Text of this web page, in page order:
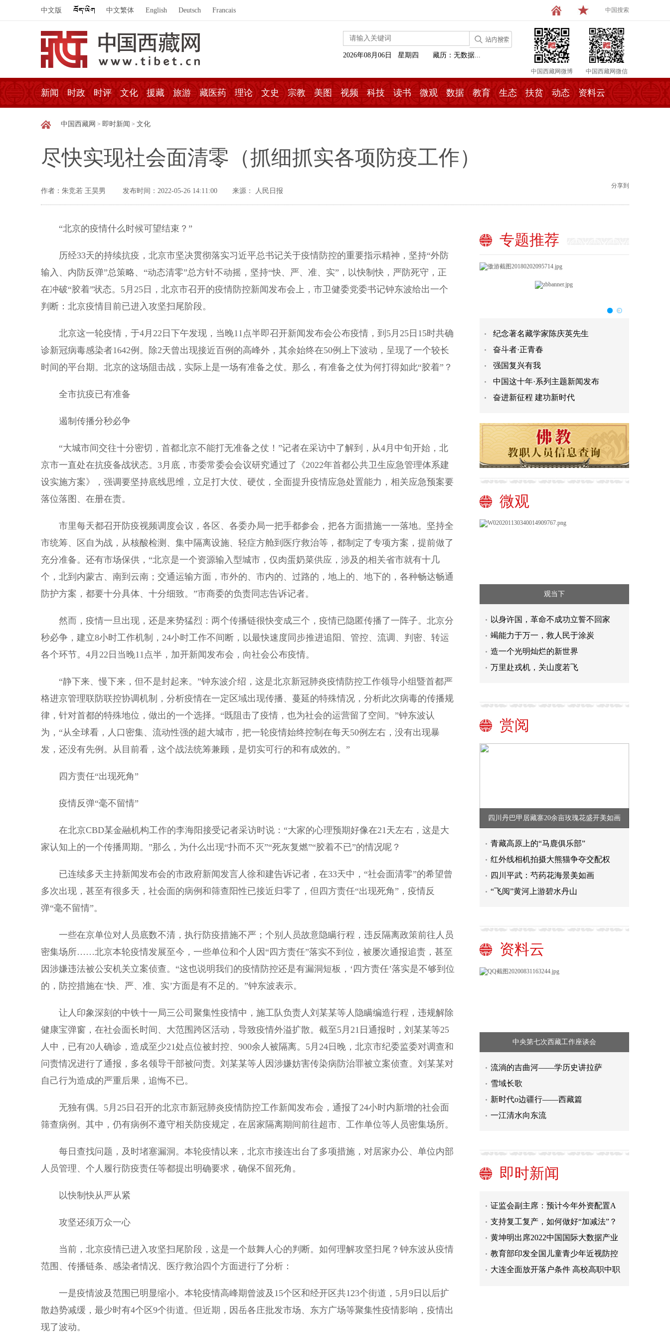
中文版 中文繁体 English Deutsch Francais 中国搜索
中国西藏网微博 中国西藏网微信
2026年08月06日 星期四 藏历：无数据...
新闻 时政 时评 文化 援藏 旅游 藏医药 理论 文史 宗教 美图 视频 科技 读书 微观 数据 教育 生态 扶贫 动态 资料云
中国西藏网 > 即时新闻 > 文化
尽快实现社会面清零（抓细抓实各项防疫工作）
作者：朱竞若 王昊男 发布时间：2022-05-26 14:11:00 来源： 人民日报
分享到
“北京的疫情什么时候可望结束？”
历经33天的持续抗疫，北京市坚决贯彻落实习近平总书记关于疫情防控的重要指示精神，坚持“外防
输入、内防反弹”总策略、“动态清零”总方针不动摇，坚持“快、严、准、实”，以快制快，严防死守，正
在冲破“胶着”状态。5月25日，北京市召开的疫情防控新闻发布会上，市卫健委党委书记钟东波给出一个
判断：北京疫情目前已进入攻坚扫尾阶段。
北京这一轮疫情，于4月22日下午发现，当晚11点半即召开新闻发布会公布疫情，到5月25日15时共确
诊新冠病毒感染者1642例。除2天曾出现接近百例的高峰外，其余始终在50例上下波动，呈现了一个较长
时间的平台期。北京的这场阻击战，实际上是一场有准备之仗。那么，有准备之仗为何打得如此“胶着”？
全市抗疫已有准备
遏制传播分秒必争
“大城市间交往十分密切，首都北京不能打无准备之仗！”记者在采访中了解到，从4月中旬开始，北
京市一直处在抗疫备战状态。3月底，市委常委会会议研究通过了《2022年首都公共卫生应急管理体系建
设实施方案》，强调要坚持底线思维，立足打大仗、硬仗，全面提升疫情应急处置能力，相关应急预案要
落位落图、在册在责。
市里每天都召开防疫视频调度会议，各区、各委办局一把手都参会，把各方面措施一一落地。坚持全
市统筹、区自为战，从核酸检测、集中隔离设施、轻症方舱到医疗救治等，都制定了专项方案，提前做了
充分准备。还有市场保供，“北京是一个资源输入型城市，仅肉蛋奶菜供应，涉及的相关省市就有十几
个，北到内蒙古、南到云南；交通运输方面，市外的、市内的、过路的，地上的、地下的，各种畅达畅通
防护方案，都要十分具体、十分细致。”市商委的负责同志告诉记者。
然而，疫情一旦出现，还是来势猛烈：两个传播链很快变成三个，疫情已隐匿传播了一阵子。北京分
秒必争，建立8小时工作机制，24小时工作不间断，以最快速度同步推进追阳、管控、流调、判密、转运
各个环节。4月22日当晚11点半，加开新闻发布会，向社会公布疫情。
“静下来、慢下来，但不是封起来。”钟东波介绍，这是北京新冠肺炎疫情防控工作领导小组暨首都严
格进京管理联防联控协调机制，分析疫情在一定区域出现传播、蔓延的特殊情况，分析此次病毒的传播规
律，针对首都的特殊地位，做出的一个选择。“既阻击了疫情，也为社会的运营留了空间。”钟东波认
为，“从全球看，人口密集、流动性强的超大城市，把一轮疫情始终控制在每天50例左右，没有出现暴
发，还没有先例。从目前看，这个战法统筹兼顾，是切实可行的和有成效的。”
四方责任“出现死角”
疫情反弹“毫不留情”
在北京CBD某金融机构工作的李海阳接受记者采访时说：“大家的心理预期好像在21天左右，这是大
家认知上的一个传播周期。”那么，为什么出现“扑而不灭”“死灰复燃”“胶着不已”的情况呢？
已连续多天主持新闻发布会的市政府新闻发言人徐和建告诉记者，在33天中，“社会面清零”的希望曾
多次出现，甚至有很多天，社会面的病例和筛查阳性已接近归零了，但四方责任“出现死角”，疫情反
弹“毫不留情”。
一些在京单位对人员底数不清，执行防疫措施不严；个别人员故意隐瞒行程，违反隔离政策前往人员
密集场所……北京本轮疫情发展至今，一些单位和个人因“四方责任”落实不到位，被屡次通报追责，甚至
因涉嫌违法被公安机关立案侦查。“这也说明我们的疫情防控还是有漏洞短板，‘四方责任’落实是不够到位
的，防控措施在‘快、严、准、实’方面是有不足的。”钟东波表示。
让人印象深刻的中铁十一局三公司聚集性疫情中，施工队负责人刘某某等人隐瞒编造行程，违规解除
健康宝弹窗，在社会面长时间、大范围跨区活动，导致疫情外溢扩散。截至5月21日通报时，刘某某等25
人中，已有20人确诊，造成至少21处点位被封控、900余人被隔离。5月24日晚，北京市纪委监委对调查和
问责情况进行了通报，多名领导干部被问责。刘某某等人因涉嫌妨害传染病防治罪被立案侦查。刘某某对
自己行为造成的严重后果，追悔不已。
无独有偶。5月25日召开的北京市新冠肺炎疫情防控工作新闻发布会，通报了24小时内新增的社会面
筛查病例。其中，仍有病例不遵守相关防疫规定，在居家隔离期间前往超市、工作单位等人员密集场所。
每日查找问题，及时堵塞漏洞。本轮疫情以来，北京市接连出台了多项措施，对居家办公、单位内部
人员管理、个人履行防疫责任等都提出明确要求，确保不留死角。
以快制快从严从紧
攻坚还须万众一心
当前，北京疫情已进入攻坚扫尾阶段，这是一个鼓舞人心的判断。如何理解攻坚扫尾？钟东波从疫情
范围、传播链条、感染者情况、医疗救治四个方面进行了分析：
一是疫情波及范围已明显缩小。本轮疫情高峰期曾波及15个区和经开区共123个街道，5月9日以后扩
散趋势减缓，最少时有4个区9个街道。但近期，因岳各庄批发市场、东方广场等聚集性疫情影响，疫情出
现了波动。
专题推荐
纪念著名藏学家陈庆英先生
奋斗者·正青春
强国复兴有我
中国这十年·系列主题新闻发布
奋进新征程 建功新时代
微观
观当下
以身许国，革命不成功立誓不回家
竭能力于万一，救人民于涂炭
造一个光明灿烂的新世界
万里赴戎机，关山度若飞
赏阅
四川丹巴甲居藏寨20余亩玫瑰花盛开美如画
青藏高原上的“马鹿俱乐部”
红外线相机拍摄大熊猫争夺交配权
四川平武：芍药花海景美如画
“飞阅”黄河上游碧水丹山
资料云
中央第七次西藏工作座谈会
流淌的吉曲河——学历史讲拉萨
雪域长歌
新时代o边疆行——西藏篇
一江清水向东流
即时新闻
项防疫工作）
粤港澳大湾区建设迈出坚实步伐（奋
进新征程 建功新时代·伟大变革）
县城如何更宜居宜业
去年全国检察机关起诉侵害未成年人